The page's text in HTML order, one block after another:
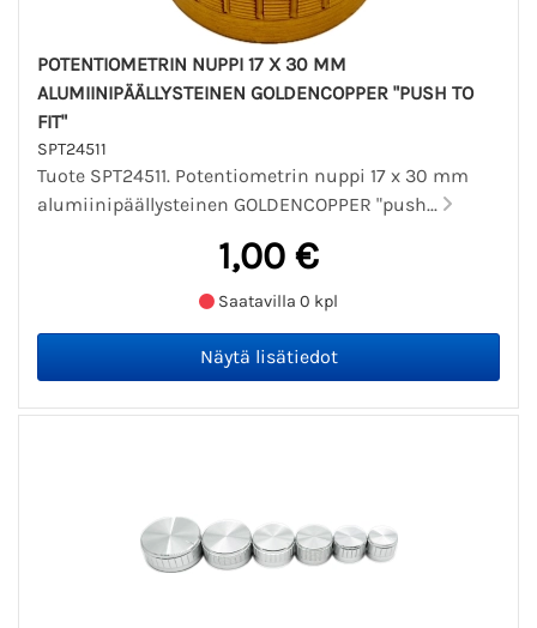
POTENTIOMETRIN NUPPI 17 X 30 MM
ALUMIINIPÄÄLLYSTEINEN GOLDENCOPPER "PUSH TO
FIT"
SPT24511
Tuote SPT24511. Potentiometrin nuppi 17 x 30 mm
alumiinipäällysteinen GOLDENCOPPER "push...
1,00 €
Saatavilla 0 kpl